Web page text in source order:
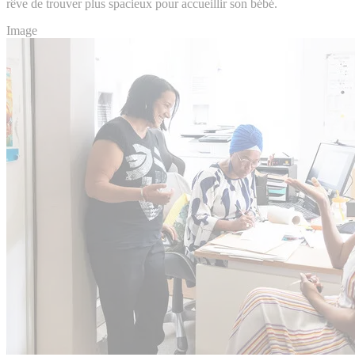
rêve de trouver plus spacieux pour accueillir son bébé.
Image